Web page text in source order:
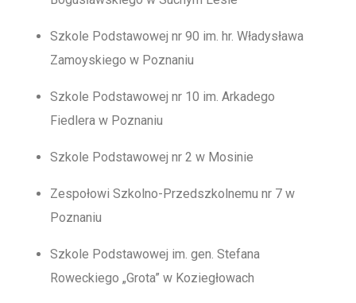
Szkole Podstawowej nr 90 im. hr. Władysława
Zamoyskiego w Poznaniu
Szkole Podstawowej nr 10 im. Arkadego
Fiedlera w Poznaniu
Szkole Podstawowej nr 2 w Mosinie
Zespołowi Szkolno-Przedszkolnemu nr 7 w
Poznaniu
Szkole Podstawowej im. gen. Stefana
Roweckiego „Grota” w Koziegłowach